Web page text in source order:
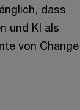
dass
und KI als
von Change